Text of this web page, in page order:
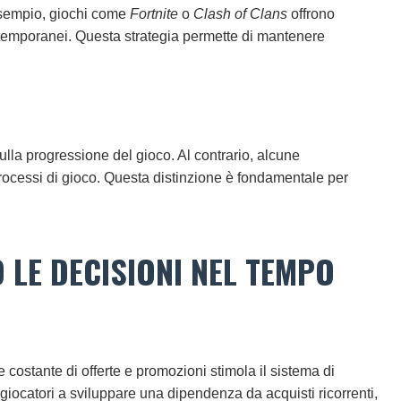
giochi come Fortnite o Clash of Clans offrono
Questa strategia permette di mantenere
progressione del gioco. Al contrario, alcune
di gioco. Questa distinzione è fondamentale per
DECISIONI NEL TEMPO
di offerte e promozioni stimola il sistema di
a sviluppare una dipendenza da acquisti ricorrenti,